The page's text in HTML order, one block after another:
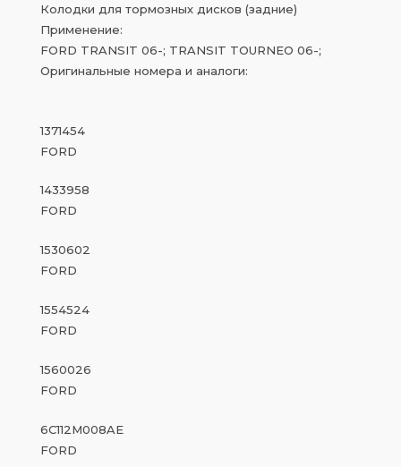
Колодки для тормозных дисков (задние)
Применение:
FORD TRANSIT 06-; TRANSIT TOURNEO 06-;
Оригинальные номера и аналоги:
1371454
FORD
1433958
FORD
1530602
FORD
1554524
FORD
1560026
FORD
6C112M008AE
FORD